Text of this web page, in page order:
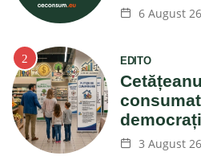
6 August 26
EDITO
3 August 26